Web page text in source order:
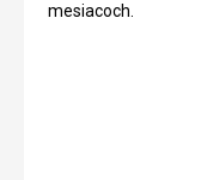
mesiacoch.